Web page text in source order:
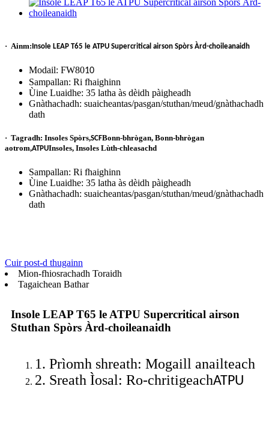
· Ainm: Insole LEAP T65 le ATPU Supercritical airson Spòrs Àrd-choileanaidh
Modail: FW8010
Sampallan: Ri fhaighinn
Ùine Luaidhe: 35 latha às dèidh pàigheadh
Gnàthachadh: suaicheantas/pasgan/stuthan/meud/gnàthachadh
dath
· Tagradh: Insoles Spòrs,SCFBonn-bhrògan, Bonn-bhrògan
aotrom,ATPUInsoles, Insoles Lùth-chleasachd
Sampallan: Ri fhaighinn
Ùine Luaidhe: 35 latha às dèidh pàigheadh
Gnàthachadh: suaicheantas/pasgan/stuthan/meud/gnàthachadh
dath
Cuir post-d thugainn
Mion-fhiosrachadh Toraidh
Tagaichean Bathar
Insole LEAP T65 le ATPU Supercritical airson
Stuthan Spòrs Àrd-choileanaidh
1. Prìomh shreath: Mogaill anailteach
2. Sreath Ìosal: Ro-chritigeachATPU